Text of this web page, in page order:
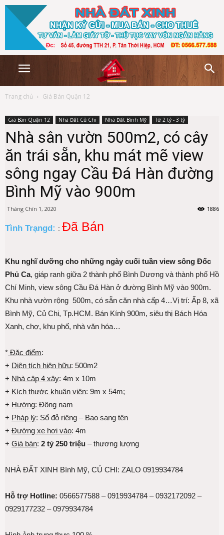
Trang chủ Giá Bán Quận 12
Giá Bán Quận 12 Nhà Đất Củ Chi Nhà Đất Bình Mỹ Từ 2 tỷ - 3 tỷ
Nhà sân vườn 500m2, có cây
ăn trái sẵn, khu mát mẽ view
sông ngay Cầu Đá Hàn đường
Bình Mỹ vào 900m
Tháng Chín 1, 2020 1886
Tình Trạngd: : Đã Bán
Khu nghĩ dưỡng cho những ngày cuối tuần view sông Đốc
Phủ Ca, giáp ranh giữa 2 thành phố Bình Dương và thành phố Hồ
Chí Minh, view sông Cầu Đá Hàn ở đường Bình Mỹ vào 900m.
Khu nhà vườn rộng 500m, có sẵn căn nhà cấp 4…Vị trí: Ấp 8, xã
Bình Mỹ, Củ Chi, Tp.HCM. Bán Kính ̣900m, siêu thị Bách Hóa
Xanh, chợ, khu phố, nhà văn hóa…
* Đặc điểm:
+ Diện tích hiện hữu: 500m2
+ Nhà câp 4 xây: 4m x 10m
+ Kích thước khuân viên: 9m x 54m;
+ Hướng: Đông nam
+ Pháp lý: Sổ đỏ riêng – Bao sang tên
+ Đường xe hơi vào: 4m
+ Giá bán: 2 tỷ 250 triệu – thương lượng
NHÀ ĐẤT XINH Bình Mỹ, CỦ CHI: ZALO 0919934784
Hỗ trợ Hotline: 0566577588 – 0919934784 – 0932172092 –
0929177232 – 0979934784